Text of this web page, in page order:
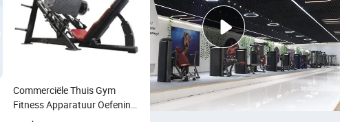
Commerciële Thuis Gym
Fitness Apparatuur Oefening
Krachttraining Plaat Geladen